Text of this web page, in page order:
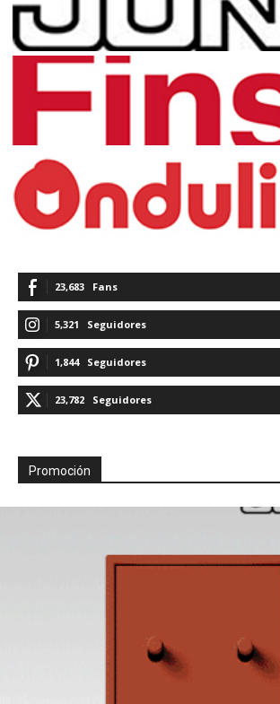
23,683 Fans
5,321 Seguidores
1,844 Seguidores
23,782 Seguidores
Promoción